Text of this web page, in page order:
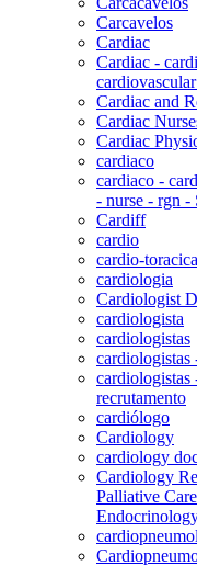
Carcavelos
Cardiac
Cardiac -
Cardiac and
Cardiac
Cardiac
cardiaco
cardiaco -
- nurse - rgn
Cardiff
cardio
cardio-toracica
cardiologia
Cardiologist
cardiologista
cardiologistas
cardiologistas
cardiologistas
recrutamento
cardiólogo
Cardiology
cardiology
Cardiology
Palliative